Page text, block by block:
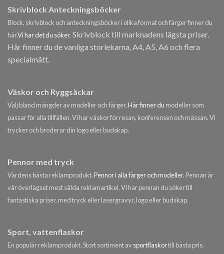
Skrivblock Anteckningsböcker
Block, skrivblock och anteckningsböcker i olika format och färger finner du
här.Vi har det du söker. Skrivblock till marknadens lägsta priser.
Här finner du de vanliga storlekarna, A4, A5, A6 och flera
specialmått.
Väskor och Ryggsäckar
Välj bland mängder av modeller och färger. Här finner du modeller som
passar för alla tillfällen. Vi har väskor för resan, konferensen och mässan. Vi
trycker och broderar din logo eller budskap.
Pennor med tryck
Värdens bästa reklamprodukt. Pennor i alla färger och modeller. Pennan är
vår överlägset mest sålda reklamartikel. Vi har pennan du söker till
fantastiska priser, med tryck eller lasergravyr, logo eller budskap.
Sport, vattenflaskor
En populär reklamprodukt. Stort sortiment avsportflaskortill bästa pris.